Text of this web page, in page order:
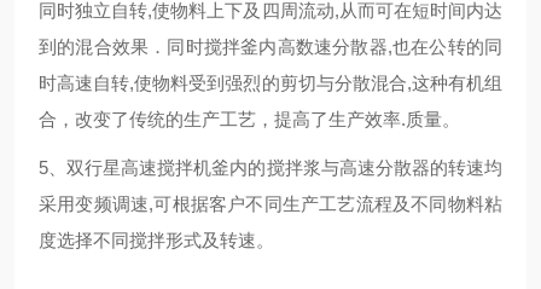
同时独立自转,使物料上下及四周流动,从而可在短时间内达
到的混合效果．同时搅拌釜内高数速分散器,也在公转的同
时高速自转,使物料受到强烈的剪切与分散混合,这种有机组
合，改变了传统的生产工艺，提高了生产效率.质量。
5、双行星高速搅拌机釜内的搅拌浆与高速分散器的转速均
采用变频调速,可根据客户不同生产工艺流程及不同物料粘
度选择不同搅拌形式及转速。